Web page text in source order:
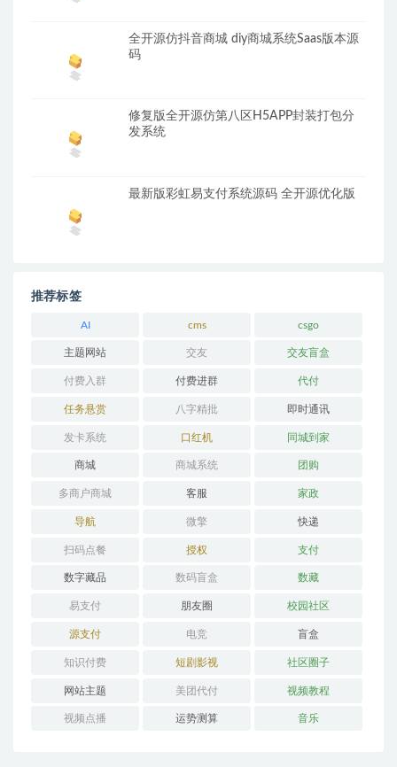
全开源仿抖音商城 diy商城系统Saas版本源
码
修复版全开源仿第八区H5APP封装打包分
发系统
最新版彩虹易支付系统源码 全开源优化版
推荐标签
AI cms csgo
主题网站 交友 交友盲盒
付费入群 付费进群 代付
任务悬赏 八字精批 即时通讯
发卡系统 口红机 同城到家
商城 商城系统 团购
多商户商城 客服 家政
导航 微擎 快递
扫码点餐 授权 支付
数字藏品 数码盲盒 数藏
易支付 朋友圈 校园社区
源支付 电竞 盲盒
知识付费 短剧影视 社区圈子
网站主题 美团代付 视频教程
视频点播 运势测算 音乐